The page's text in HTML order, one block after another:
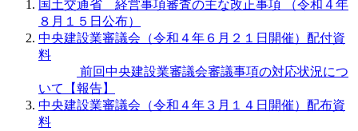
国土交通省 経営事項審査の主な改正事項 （令和４年
８月１５日公布）
中央建設業審議会（令和４年６月２１日開催）配付資
料
前回中央建設業審議会審議事項の対応状況につ
いて【報告】
中央建設業審議会（令和４年３月１４日開催）配布資
料